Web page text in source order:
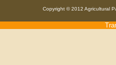
Copyright © 2012 Agricultural